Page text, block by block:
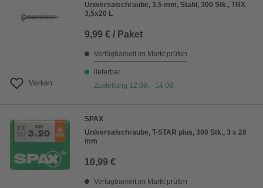
Merken
Universalschraube, 3,5 mm, Stahl, 300 Stk., TRX
3,5x20 L
9,99 € / Paket
Verfügbarkeit im Markt prüfen
lieferbar
Zustellung 12.08. - 14.08.
SPAX
Universalschraube, T-STAR plus, 300 Stk., 3 x 20
mm
10,99 €
Verfügbarkeit im Markt prüfen